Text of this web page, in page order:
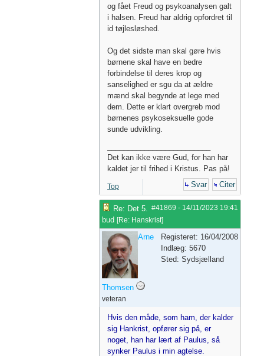
og fået Freud og psykoanalysen galt
i halsen. Freud har aldrig opfordret til
id tøjlesløshed.
Og det sidste man skal gøre hvis
børnene skal have en bedre
forbindelse til deres krop og
sanselighed er sgu da at ældre
mænd skal begynde at lege med
dem. Dette er klart overgreb mod
børnenes psykoseksuelle gode
sunde udvikling.
Det kan ikke være Gud, for han har
kaldet jer til frihed i Kristus. Pas på!
Top Svar Citer
#41869 - 14/11/2023 19:41
Re: Det 5.
bud [Re: Hanskrist]
Arne
Thomsen
veteran
Registeret: 16/04/2008
Indlæg: 5670
Sted: Sydsjælland
Hvis den måde, som ham, der kalder
sig Hankrist, opfører sig på, er
noget, han har lært af Paulus, så
synker Paulus i min agtelse.